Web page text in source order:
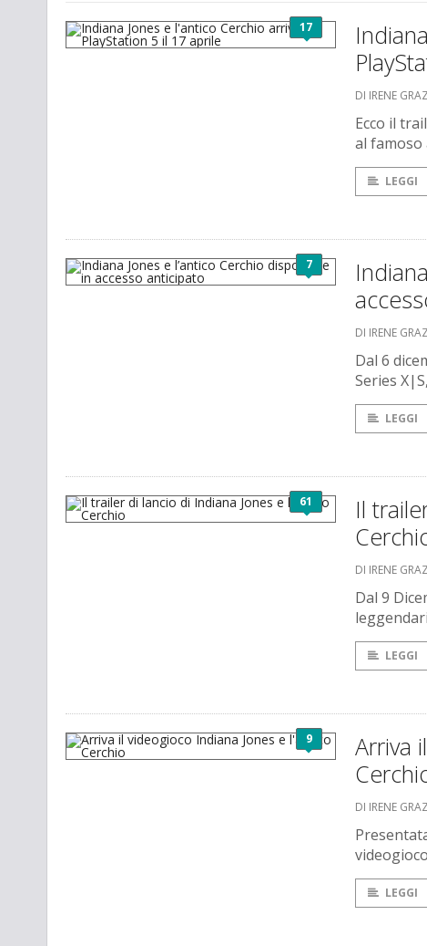
17
DI IRENE
Ecco il
al famoso
LEGGI
7
DI IRENE
Dal 6
Series
LEGGI
61
Il
DI IRENE
Dal 9
LEGGI
9
Arriva
DI IRENE
LEGGI